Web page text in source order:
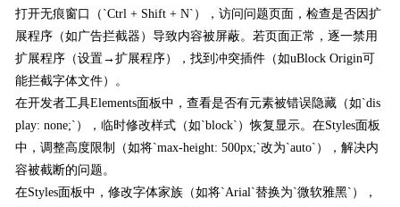
打开无痕窗口（`Ctrl + Shift + N`），访问问题页面，检查是否因扩
展程序（如广告拦截器）导致内容被屏蔽。若页面正常，逐一禁用
扩展程序（设置→扩展程序），找到冲突插件（如uBlock Origin可
能拦截字体文件）。
在开发者工具Elements面板中，查看是否有元素被错误隐藏（如`dis
play: none;`），临时修改样式（如`block`）恢复显示。在Styles面板
中，调整高度限制（如将`max-height: 500px;`改为`auto`），解决内
容被截断的问题。
在Styles面板中，修改字体家族（如将`Arial`替换为`微软雅黑`），